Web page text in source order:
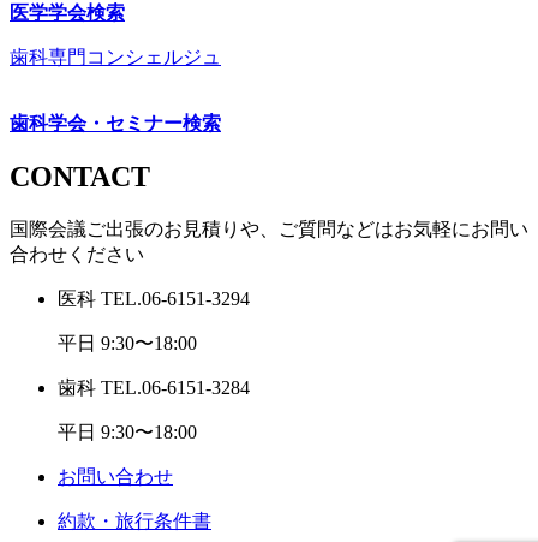
医学学会検索
歯科専門コンシェルジュ
歯科学会・セミナー検索
CONTACT
国際会議ご出張のお見積りや、ご質問などはお気軽にお問い
合わせください
医科 TEL.06-6151-3294
平日 9:30〜18:00
歯科 TEL.06-6151-3284
平日 9:30〜18:00
お問い合わせ
約款・旅行条件書